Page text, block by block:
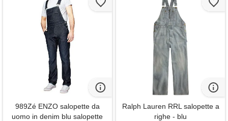
989Zé ENZO salopette da
uomo in denim blu salopette
Ralph Lauren RRL salopette a
righe - blu